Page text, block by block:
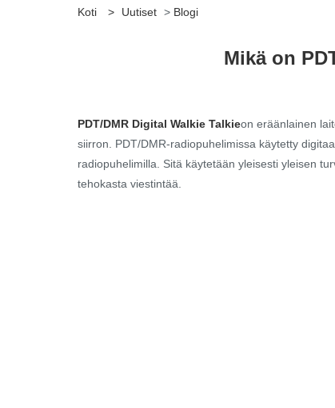
Koti > Uutiset > Blogi
Mikä on
PDT/DMR Digital Walkie Talkieon eräänlainen
siirron. PDT/DMR-radiopuhelimissa käytetty
radiopuhelimilla. Sitä käytetään yleisesti yleisen
tehokasta viestintää.